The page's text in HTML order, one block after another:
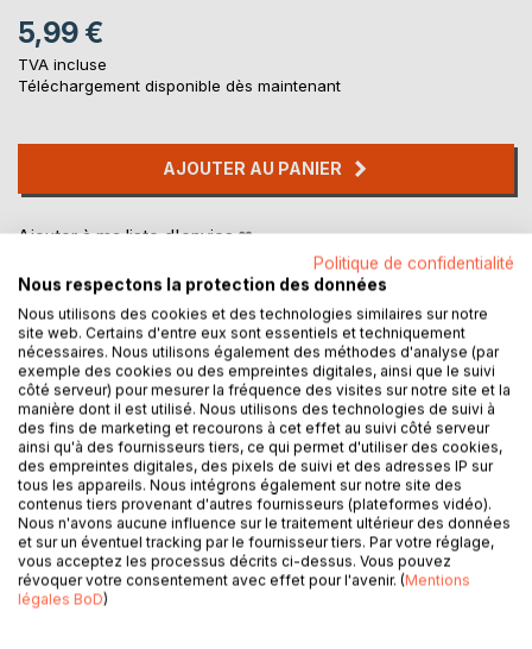
5,99 €
TVA incluse
Téléchargement disponible dès maintenant
AJOUTER AU PANIER
Ajouter à ma liste d'envies
DESCRIPTION
Coronavirus.
Un médecin parle. Un médecin raconte. Un médecin
dénonce.
Dans un récit aux tons pamphlétaires, le docteur Erbstein
lève l'omerta médicale. Il raconte comment, en très peu de
Politique de confidentialité
Nous respectons la protection des données
Nous utilisons des cookies et des technologies similaires sur notre
site web. Certains d'entre eux sont essentiels et techniquement
nécessaires. Nous utilisons également des méthodes d'analyse (par
exemple des cookies ou des empreintes digitales, ainsi que le suivi
côté serveur) pour mesurer la fréquence des visites sur notre site et la
manière dont il est utilisé. Nous utilisons des technologies de suivi à
des fins de marketing et recourons à cet effet au suivi côté serveur
ainsi qu'à des fournisseurs tiers, ce qui permet d'utiliser des cookies,
des empreintes digitales, des pixels de suivi et des adresses IP sur
tous les appareils. Nous intégrons également sur notre site des
contenus tiers provenant d'autres fournisseurs (plateformes vidéo).
Nous n'avons aucune influence sur le traitement ultérieur des données
et sur un éventuel tracking par le fournisseur tiers. Par votre réglage,
vous acceptez les processus décrits ci-dessus. Vous pouvez
révoquer votre consentement avec effet pour l'avenir. (Mentions
légales BoD)